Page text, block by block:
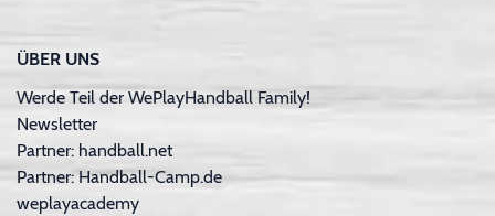
ÜBER UNS
Werde Teil der WePlayHandball Family!
Newsletter
Partner: handball.net
Partner: Handball-Camp.de
weplayacademy